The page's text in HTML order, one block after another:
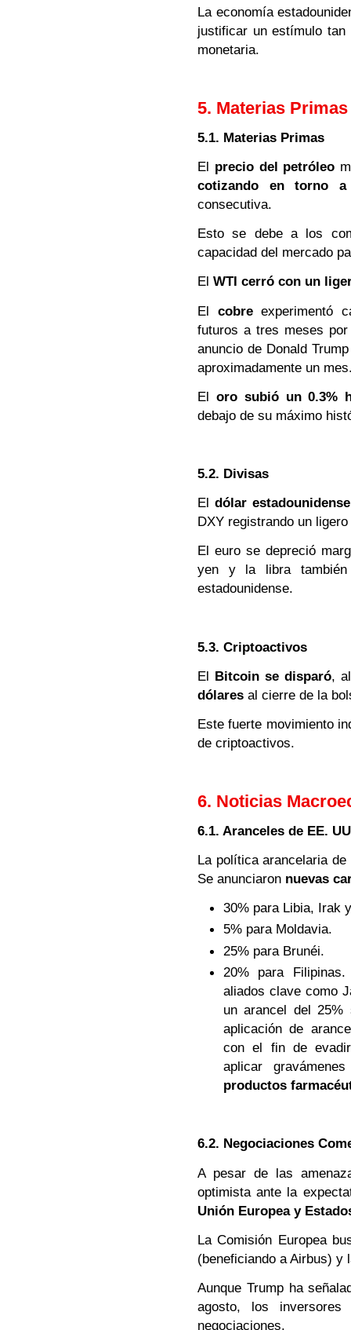
La economía
justificar un estímulo
monetaria.
5. Materias
5.1. Materias Primas
El precio del petróleo
cotizando en torno
consecutiva.
Esto se debe a los
capacidad del mercado
El WTI cerró con un
El cobreexperimentó
futuros a tres meses
anuncio de Donald
aproximadamente un
El oro subió un 0.3%
debajo de su máximo
5.2. Divisas
El dólar
DXY registrando un
El euro se depreció
yen y la libra también
estadounidense.
5.3. Criptoactivos
El Bitcoin se disparó,
dólares al cierre de la
Este fuerte movimiento
de criptoactivos.
6. Noticias
6.1. Aranceles de EE.
La política arancelaria
Se anunciaron nuevas
30% para Libia, Irak
5% para Moldavia.
25% para Brunéi.
20% para
aliados clave como
un arancel del 25%
aplicación de
con el fin de
aplicar
productos
6.2. Negociaciones
A pesar de las
optimista ante la
Unión Europea y
La Comisión Europea
(beneficiando a Airbus) y
Aunque Trump ha
agosto, los
negociaciones.